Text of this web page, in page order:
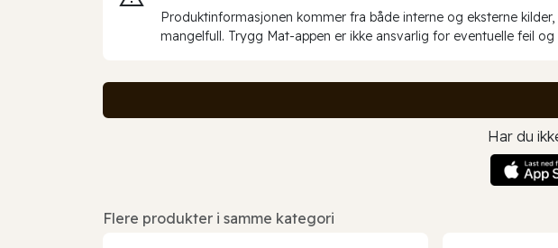
Produktinformasjonen kommer fra både interne og eksterne
mangelfull. Trygg Mat-appen er ikke ansvarlig for eventuelle feil og
Har du
Flere produkter i samme kategori